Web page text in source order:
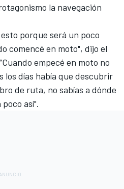
la navegación
porque será un poco
comencé en moto", dijo el
empecé en moto no
los días había que descubrir
de ruta, no sabías a dónde
así".